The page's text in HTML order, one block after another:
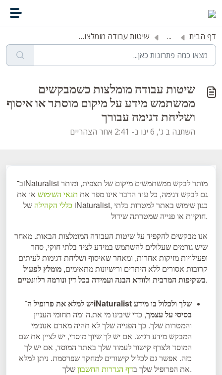
דף הבית ... שיטות עבודה מומלצות כשמבקשים ממשתמש מידע על מיקום מוסתר א...
שיטות עבודה מומלצות כשמבקשים
ממשתמש מידע על מיקום מוסתר או איסוף
ושליחת דגימה עבורך
השתנה ב ג', 6 ינו ב- 2:41 אחר הצהריים
ב־iNaturalist מותר לבקש ממשתמשים מיקום של תצפית, ומותר
גם לבקש דגימה, כל עוד הדבר אינו מפר את תנאי השימוש או את
כללי הקהילהשל iNaturalist, כגון שימוש באתר למטרות בלתי
חוקיות או פנייה שמטרתה שידול.
אנו מבקשים להקפיד על שיטות העבודה המומלצות הבאות. מאחר
שיש גורמים שעלולים להשתמש במידע לציד בלתי חוקי, סחר
ופעילויות מזיקות אחרות, ומאחר שאיסוף ושליחת דגימות לעיתים
קרובות אסורים ללא היתרים ורישיונות מתאימים, מומלץ לפעול
בשקיפות המרבית ולוודא הבנה ועמידה בכל דין ונורמה רלוונטיים.
יש למלא את פרופיל ה־iNaturalist שלך ולכלול בו מידע
בסיסי על עצמך, כדי שיבינו מי את.ה ומה תחומי העניין
והמטרות שלך. כך הפנייה שלך לא תהיה מאדם אנונימי
המבקש מידע רגיש. אם יש לך שיוך מוסדי, יש לציין את שם
המוסד ולצרף קישור לעמוד שלך באתר המוסד, אם יש לך
כזה. אפשר גם לכלול קישורים למחקר שפרסמת. ניתן למלא
את הפרופיל שלך בדף הגדרות החשבון
שלך.